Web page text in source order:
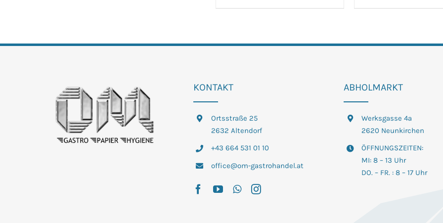
Varianten
werden
der
werden
KONTAKT
Ortsstraße 25
2632 Altendorf
+43 664 531 01 10
office@om-gastrohandel.at
ABHOLMARKT
Werksgasse 4a
2620 Neunkirchen
ÖFFNUNGSZEITEN:
MI: 8 – 13 Uhr
DO. – FR. : 8 – 17 Uhr